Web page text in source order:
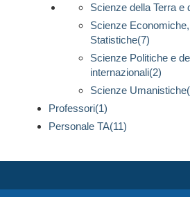
Scienze della Terra e
Scienze
Statistiche(7)
Scienze Politiche e
internazionali(2)
Scienze
Professori(1)
Personale TA(11)